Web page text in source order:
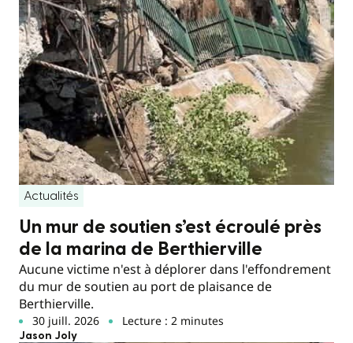
Actualités
Un mur de soutien s’est écroulé près
de la marina de Berthierville
Aucune victime n'est à déplorer dans l'effondrement
du mur de soutien au port de plaisance de
Berthierville.
30 juill. 2026 Lecture : 2 minutes
Jason Joly